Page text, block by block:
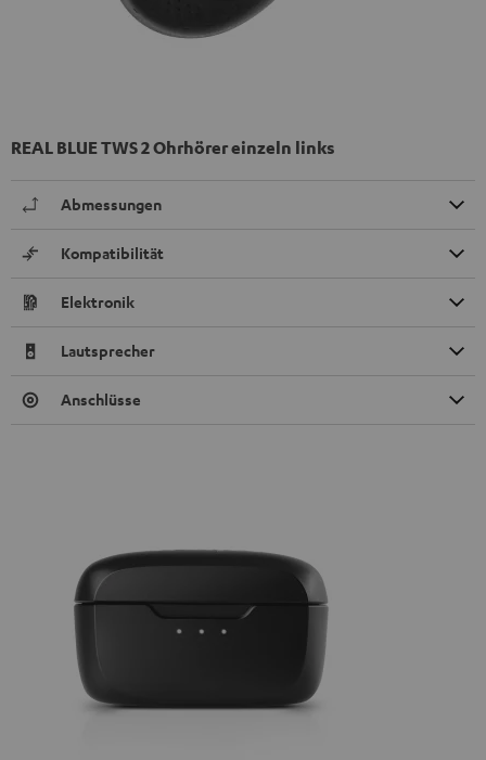
REAL BLUE TWS 2 Ohrhörer einzeln links
Abmessungen
Kompatibilität
Elektronik
Lautsprecher
Anschlüsse